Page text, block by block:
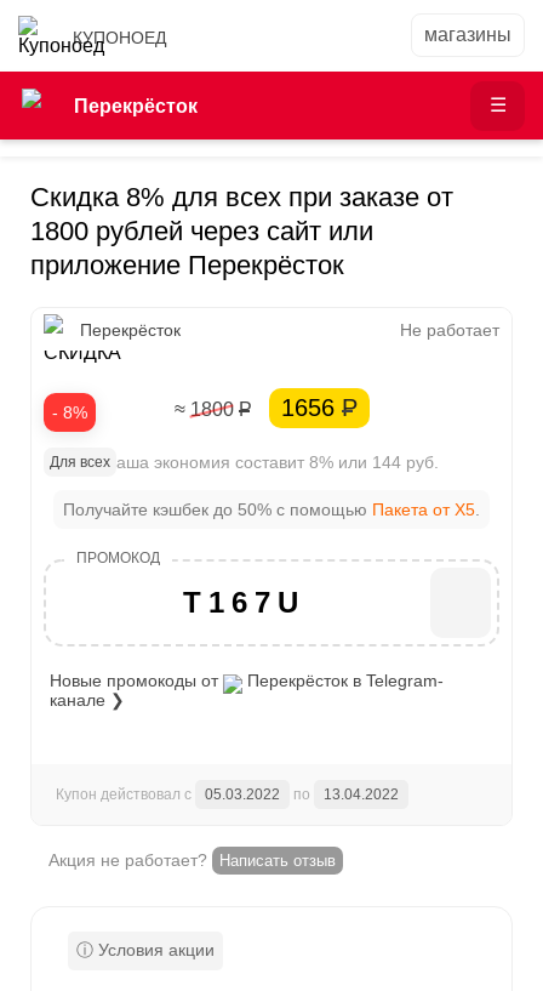
КУПОНОЕД
Перекрёсток
Скидка 8% для всех при заказе от
1800 рублей через сайт или
приложение Перекрёсток
- 8%
8%
СКИДКА
Перекрёсток Не работает
≈ 1800 Р 1656 Р
Ваша экономия составит 8% или 144 руб.
Получайте кэшбек до 50% с помощью Пакета от X5
T167U
Новые промокоды от Перекрёсток в Telegram-
канале ❯
Для всех
Купон действовал с 05.03.2022 по 13.04.2022
Акция не работает? Написать отзыв